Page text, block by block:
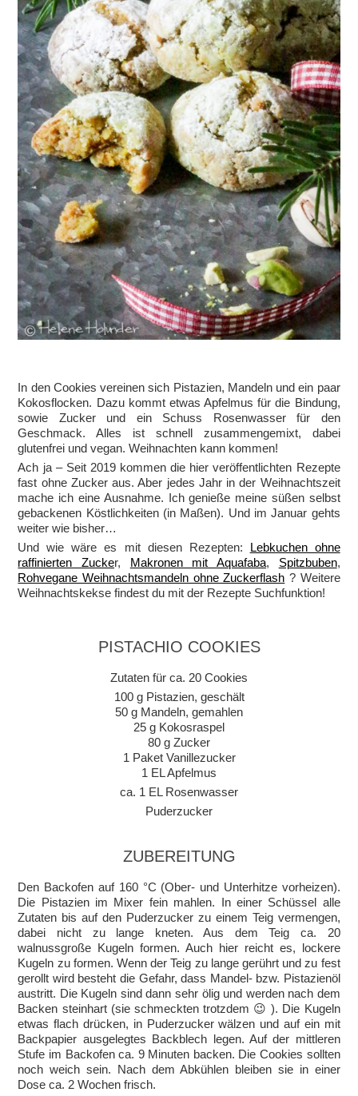
In den Cookies vereinen sich Pistazien, Mandeln und ein paar
Kokosflocken. Dazu kommt etwas Apfelmus für die Bindung,
sowie Zucker und ein Schuss Rosenwasser für den
Geschmack. Alles ist schnell zusammengemixt, dabei
glutenfrei und vegan. Weihnachten kann kommen!
Ach ja – Seit 2019 kommen die hier veröffentlichten Rezepte
fast ohne Zucker aus. Aber jedes Jahr in der Weihnachtszeit
mache ich eine Ausnahme. Ich genieße meine süßen selbst
gebackenen Köstlichkeiten (in Maßen). Und im Januar gehts
weiter wie bisher…
Und wie wäre es mit diesen Rezepten: Lebkuchen ohne
raffinierten Zucker, Makronen mit Aquafaba, Spitzbuben,
Rohvegane Weihnachtsmandeln ohne Zuckerflash ? Weitere
Weihnachtskekse findest du mit der Rezepte Suchfunktion!
PISTACHIO COOKIES
Zutaten für ca. 20 Cookies
100 g Pistazien, geschält
50 g Mandeln, gemahlen
25 g Kokosraspel
80 g Zucker
1 Paket Vanillezucker
1 EL Apfelmus
ca. 1 EL Rosenwasser
Puderzucker
ZUBEREITUNG
Den Backofen auf 160 °C (Ober- und Unterhitze vorheizen).
Die Pistazien im Mixer fein mahlen. In einer Schüssel alle
Zutaten bis auf den Puderzucker zu einem Teig vermengen,
dabei nicht zu lange kneten. Aus dem Teig ca. 20
walnussgroße Kugeln formen. Auch hier reicht es, lockere
Kugeln zu formen. Wenn der Teig zu lange gerührt und zu fest
gerollt wird besteht die Gefahr, dass Mandel- bzw. Pistazienöl
austritt. Die Kugeln sind dann sehr ölig und werden nach dem
Backen steinhart (sie schmeckten trotzdem 😉 ). Die Kugeln
etwas flach drücken, in Puderzucker wälzen und auf ein mit
Backpapier ausgelegtes Backblech legen. Auf der mittleren
Stufe im Backofen ca. 9 Minuten backen. Die Cookies sollten
noch weich sein. Nach dem Abkühlen bleiben sie in einer
Dose ca. 2 Wochen frisch.